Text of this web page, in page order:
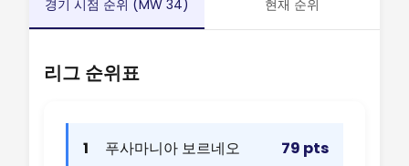
경기 시점 순위 (MW 34) 현재 순위
리그 순위표
1 푸사마니아 보르네오 79 pts